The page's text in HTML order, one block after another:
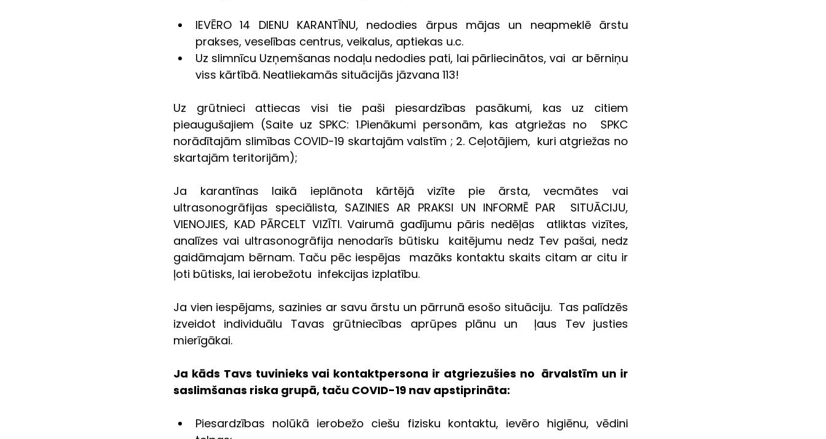
IEVĒRO 14 DIENU KARANTĪNU, nedodies ārpus mājas un neapmeklē ārstu
prakses, veselības centrus, veikalus, aptiekas u.c.
Uz slimnīcu Uzņemšanas nodaļu nedodies pati, lai pārliecinātos, vai  ar bērniņu
viss kārtībā. Neatliekamās situācijās jāzvana 113!
Uz grūtnieci attiecas visi tie paši piesardzības pasākumi, kas uz citiem
pieaugušajiem (Saite uz SPKC: 1.Pienākumi personām, kas atgriežas no  SPKC
norādītajām slimības COVID-19 skartajām valstīm ; 2. Ceļotājiem,  kuri atgriežas no
skartajām teritorijām);
Ja karantīnas laikā ieplānota kārtējā vizīte pie ārsta, vecmātes vai
ultrasonogrāfijas speciālista, SAZINIES AR PRAKSI UN INFORMĒ PAR  SITUĀCIJU,
VIENOJIES, KAD PĀRCELT VIZĪTI. Vairumā gadījumu pāris nedēļas  atliktas vizītes,
analīzes vai ultrasonogrāfija nenodarīs būtisku  kaitējumu nedz Tev pašai, nedz
gaidāmajam bērnam. Taču pēc iespējas  mazāks kontaktu skaits citam ar citu ir
ļoti būtisks, lai ierobežotu  infekcijas izplatību.
Ja vien iespējams, sazinies ar savu ārstu un pārrunā esošo situāciju.  Tas palīdzēs
izveidot individuālu Tavas grūtniecības aprūpes plānu un  ļaus Tev justies
mierīgākai.
Ja kāds Tavs tuvinieks vai kontaktpersona ir atgriezušies no  ārvalstīm un ir
saslimšanas riska grupā, taču COVID-19 nav apstiprināta:
Piesardzības nolūkā ierobežo ciešu fizisku kontaktu, ievēro higiēnu, vēdini